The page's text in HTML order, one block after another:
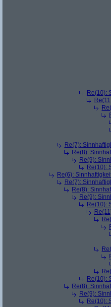
Re(10):
Re(7):
Re(8):
Re(9):
Re(10):
Re(6):
Re(7):
Re(8):
Re(9):
Re(10):
Re(10):
Re(8):
Re(9):
Re(10):